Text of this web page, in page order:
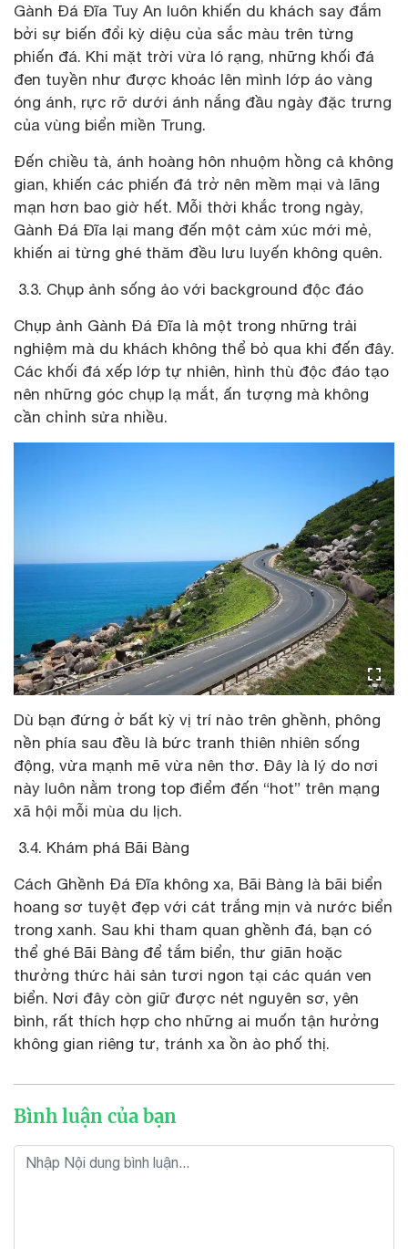
Gành Đá Đĩa Tuy An luôn khiến du khách say đắm
bởi sự biến đổi kỳ diệu của sắc màu trên từng
phiến đá. Khi mặt trời vừa ló rạng, những khối đá
đen tuyền như được khoác lên mình lớp áo vàng
óng ánh, rực rỡ dưới ánh nắng đầu ngày đặc trưng
của vùng biển miền Trung.
Đến chiều tà, ánh hoàng hôn nhuộm hồng cả không
gian, khiến các phiến đá trở nên mềm mại và lãng
mạn hơn bao giờ hết. Mỗi thời khắc trong ngày,
Gành Đá Đĩa lại mang đến một cảm xúc mới mẻ,
khiến ai từng ghé thăm đều lưu luyến không quên.
3.3. Chụp ảnh sống ảo với background độc đáo
Chụp ảnh Gành Đá Đĩa là một trong những trải
nghiệm mà du khách không thể bỏ qua khi đến đây.
Các khối đá xếp lớp tự nhiên, hình thù độc đáo tạo
nên những góc chụp lạ mắt, ấn tượng mà không
cần chỉnh sửa nhiều.
Dù bạn đứng ở bất kỳ vị trí nào trên ghềnh, phông
nền phía sau đều là bức tranh thiên nhiên sống
động, vừa mạnh mẽ vừa nên thơ. Đây là lý do nơi
này luôn nằm trong top điểm đến “hot” trên mạng
xã hội mỗi mùa du lịch.
3.4. Khám phá Bãi Bàng
Cách Ghềnh Đá Đĩa không xa, Bãi Bàng là bãi biển
hoang sơ tuyệt đẹp với cát trắng mịn và nước biển
trong xanh. Sau khi tham quan ghềnh đá, bạn có
thể ghé Bãi Bàng để tắm biển, thư giãn hoặc
thưởng thức hải sản tươi ngon tại các quán ven
biển. Nơi đây còn giữ được nét nguyên sơ, yên
bình, rất thích hợp cho những ai muốn tận hưởng
không gian riêng tư, tránh xa ồn ào phố thị.
Bình luận của bạn